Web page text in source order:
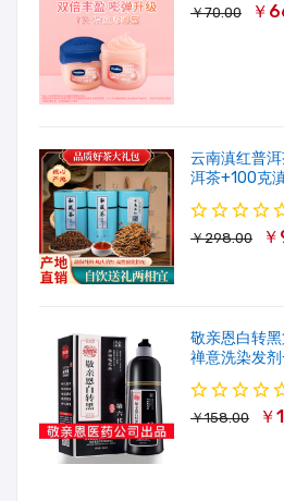
￥70.00 ￥
云南滇红普
洱茶+100克
￥298.00
敬亲恩白转
禅意洗染发
￥158.00